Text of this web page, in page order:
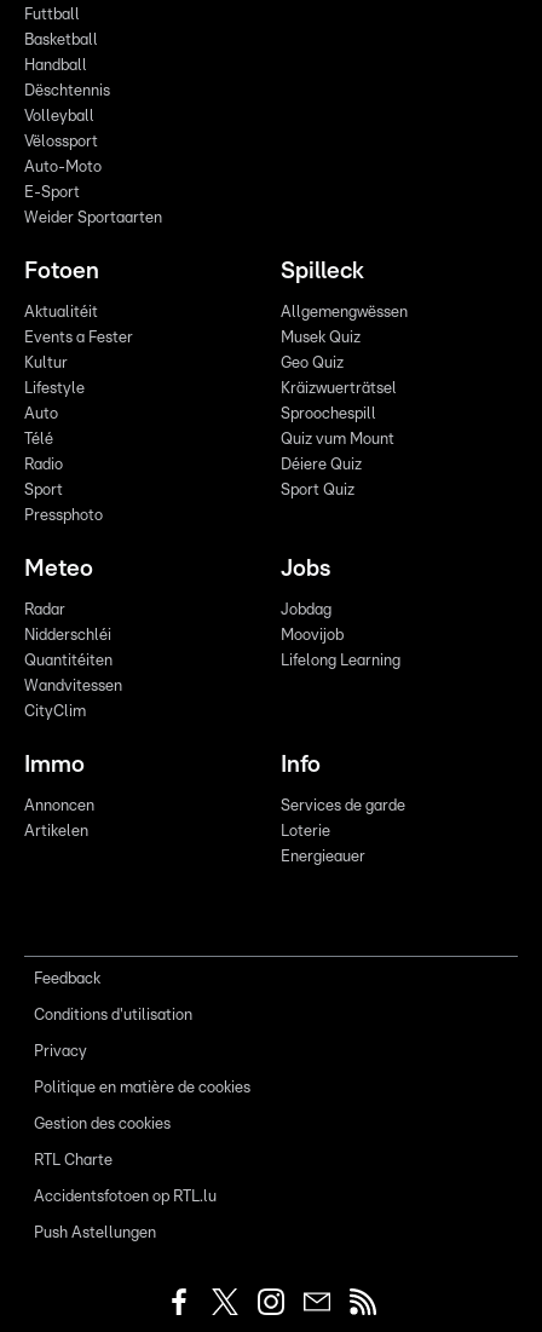
Futtball
Basketball
Handball
Dëschtennis
Volleyball
Vëlossport
Auto-Moto
E-Sport
Weider Sportaarten
Fotoen
Aktualitéit
Events a Fester
Kultur
Lifestyle
Auto
Télé
Radio
Sport
Pressphoto
Spilleck
Allgemengwëssen
Musek Quiz
Geo Quiz
Kräizwuerträtsel
Sproochespill
Quiz vum Mount
Déiere Quiz
Sport Quiz
Meteo
Radar
Nidderschléi
Quantitéiten
Wandvitessen
CityClim
Jobs
Jobdag
Moovijob
Lifelong Learning
Immo
Annoncen
Artikelen
Info
Services de garde
Loterie
Energieauer
Feedback
Conditions d'utilisation
Privacy
Politique en matière de cookies
Gestion des cookies
RTL Charte
Accidentsfotoen op RTL.lu
Push Astellungen